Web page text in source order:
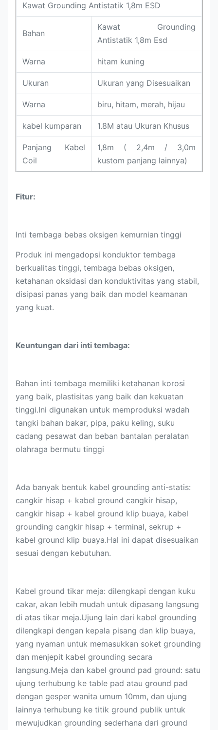
Kawat Grounding Antistatik 1,8m ESD
Bahan
Kawat Grounding
Antistatik 1,8m Esd
Warna hitam kuning
Ukuran Ukuran yang Disesuaikan
Warna biru, hitam, merah, hijau
kabel kumparan 1.8M atau Ukuran Khusus
Panjang Kabel
Coil
1,8m ( 2,4m / 3,0m
kustom panjang lainnya)
Fitur:
Inti tembaga bebas oksigen kemurnian tinggi
Produk ini mengadopsi konduktor tembaga
berkualitas tinggi, tembaga bebas oksigen,
ketahanan oksidasi dan konduktivitas yang stabil,
disipasi panas yang baik dan model keamanan
yang kuat.
Keuntungan dari inti tembaga:
Bahan inti tembaga memiliki ketahanan korosi
yang baik, plastisitas yang baik dan kekuatan
tinggi.Ini digunakan untuk memproduksi wadah
tangki bahan bakar, pipa, paku keling, suku
cadang pesawat dan beban bantalan peralatan
olahraga bermutu tinggi
Ada banyak bentuk kabel grounding anti-statis:
cangkir hisap + kabel ground cangkir hisap,
cangkir hisap + kabel ground klip buaya, kabel
grounding cangkir hisap + terminal, sekrup +
kabel ground klip buaya.Hal ini dapat disesuaikan
sesuai dengan kebutuhan.
Kabel ground tikar meja: dilengkapi dengan kuku
cakar, akan lebih mudah untuk dipasang langsung
di atas tikar meja.Ujung lain dari kabel grounding
dilengkapi dengan kepala pisang dan klip buaya,
yang nyaman untuk memasukkan soket grounding
dan menjepit kabel grounding secara
langsung.Meja dan kabel ground pad ground: satu
ujung terhubung ke table pad atau ground pad
dengan gesper wanita umum 10mm, dan ujung
lainnya terhubung ke titik ground publik untuk
mewujudkan grounding sederhana dari ground